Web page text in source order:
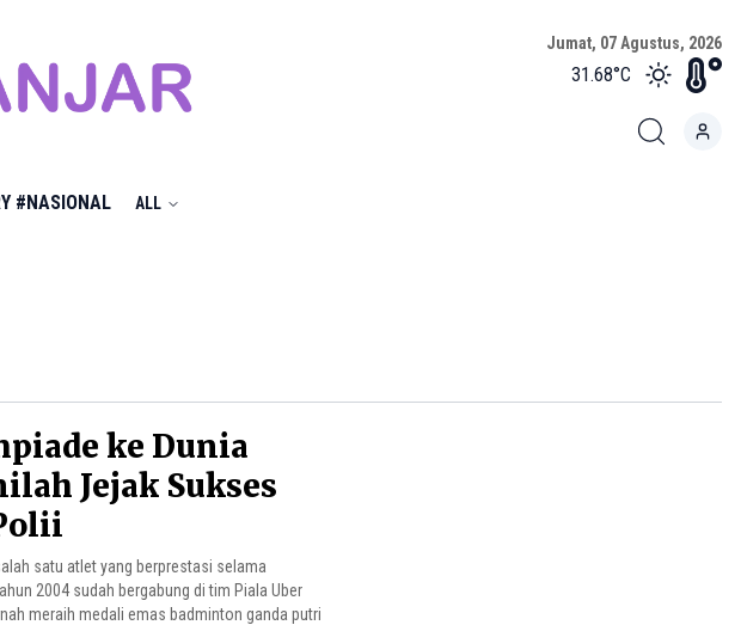
Jumat, 07 Agustus, 2026
31.68°C
#NASIONAL ALL
ke Dunia
Jejak Sukses
satu atlet yang berprestasi selama
2004 sudah bergabung di tim Piala Uber
meraih medali emas badminton ganda putri